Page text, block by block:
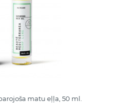
matu eļļa, 50 ml.